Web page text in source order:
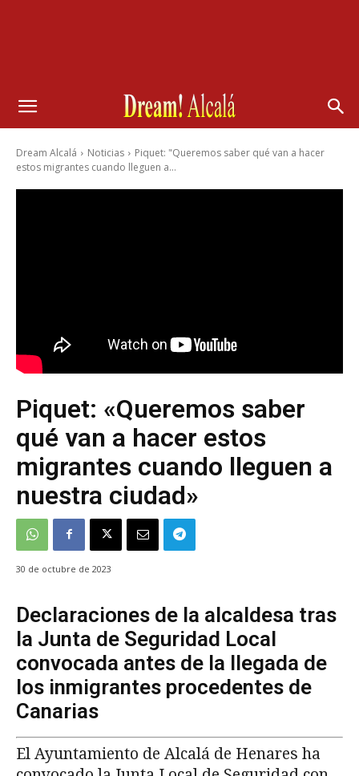
Dream Alcalá Noticias
Piquet: "Queremos saber qué van a hacer
estos migrantes cuando lleguen a...
Piquet: «Queremos saber
qué van a hacer estos
migrantes cuando lleguen a
nuestra ciudad»
30 de octubre de 2023
Declaraciones de la alcaldesa tras
la Junta de Seguridad Local
convocada antes de la llegada de
los inmigrantes procedentes de
Canarias
El Ayuntamiento de Alcalá de Henares ha